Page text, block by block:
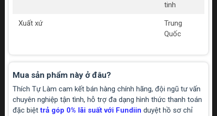
tinh
Xuất xứ
Trung
Quốc
Mua sản phẩm này ở đâu?
Thích Tự Làm cam kết bán hàng chính hãng, đội ngũ tư vấn
chuyên nghiệp tận tình, hỗ trợ đa dạng hình thức thanh toán
đặc biệttrả góp 0% lãi suất với Fundiin duyệt hồ sơ chỉ